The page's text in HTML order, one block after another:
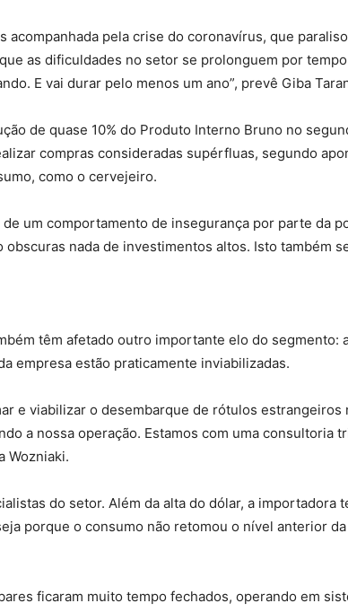
acompanhada pela crise do coronavírus, que
as dificuldades no setor se prolonguem por
E vai durar pelo menos um ano”, prevê Giba
de quase 10% do Produto Interno Bruno no
compras consideradas supérfluas, segundo
como o cervejeiro.
um comportamento de insegurança por parte da
nada de investimentos altos. Isto também
têm afetado outro importante elo do segmento:
empresa estão praticamente inviabilizadas.
e viabilizar o desembarque de rótulos
a nossa operação. Estamos com uma consultoria
Wozniaki.
do setor. Além da alta do dólar, a importadora
porque o consumo não retomou o nível anterior
ficaram muito tempo fechados, operando em